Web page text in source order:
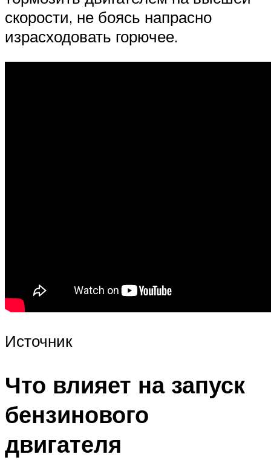
скорости, не боясь напрасно
израсходовать горючее.
Источник
Что влияет на запуск
бензинового
двигателя